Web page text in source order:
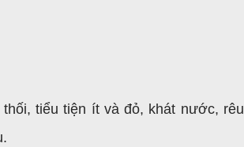
tiểu tiện ít và đỏ, khát nước, rêu